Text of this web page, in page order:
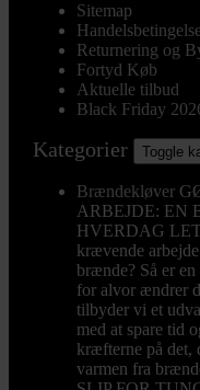
Sitemap
Returnering og
Fortyd Køb
Aktuelle tilbud
Black Friday
Kategorier Toggle
Brændekløver
ARBEJDE:
HVERDAG
krævende
brænde? Så er
for alvor ændrer
tilbyder vi et
med at spare tid
kræfterne på det,
varmen fra